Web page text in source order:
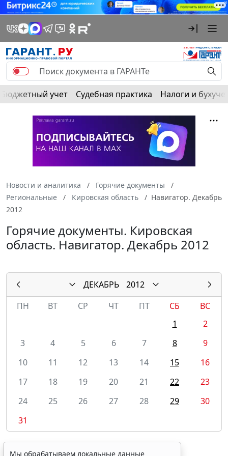
Бюджетный учет Судебная практика Налоги и
Новости и аналитика
Горячие документы
Региональные
Кировская область
Навигатор. Декабрь
2012
Горячие документы. Кировская
область. Навигатор. Декабрь 2012
ДЕКАБРЬ
2012
ПН
ВТ СР ЧТ ПТ СБ
ВС
1
2
3
4 5 6 7 8
9
10
11 12 13 14 15
16
17
18 19 20 21 22
23
24
25 26 27 28 29
30
31
Мы обрабатываем локальные данные